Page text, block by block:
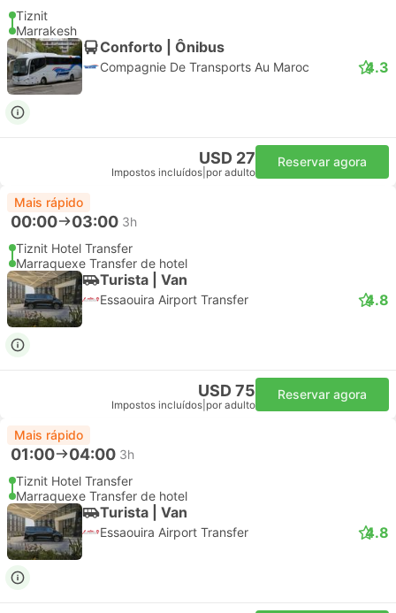
Tiznit
Marrakesh
Conforto | Ônibus
Compagnie De Transports Au Maroc 4.3
USD 27
Impostos incluídos por adulto
Reservar agora
Mais rápido
00:00 03:00 3h
Tiznit Hotel Transfer
Marraquexe Transfer de hotel
Turista | Van
Essaouira Airport Transfer 4.8
USD 75
Impostos incluídos por adulto
Reservar agora
Mais rápido
01:00 04:00 3h
Tiznit Hotel Transfer
Marraquexe Transfer de hotel
Turista | Van
Essaouira Airport Transfer 4.8